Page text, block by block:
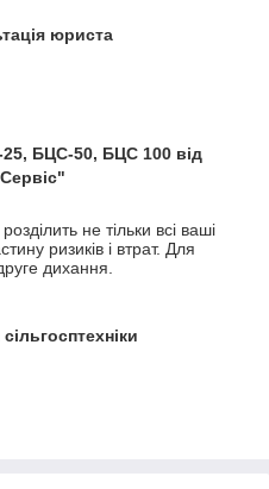
юриста
БЦС-50, БЦС 100 від
не тільки всі ваші
ризиків і втрат. Для
дихання.